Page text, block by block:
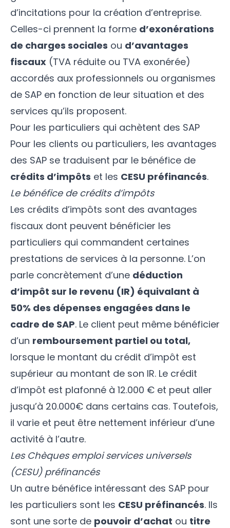
d’incitations pour la création d’entreprise.
Celles-ci prennent la forme d’exonérations
de charges sociales ou d’avantages
fiscaux (TVA réduite ou TVA exonérée)
accordés aux professionnels ou organismes
de SAP en fonction de leur situation et des
services qu’ils proposent.
Pour les particuliers qui achètent des SAP
Pour les clients ou particuliers, les avantages
des SAP se traduisent par le bénéfice de
crédits d’impôts et les CESU préfinancés.
Le bénéfice de crédits d’impôts
Les crédits d’impôts sont des avantages
fiscaux dont peuvent bénéficier les
particuliers qui commandent certaines
prestations de services à la personne. L’on
parle concrètement d’une déduction
d’impôt sur le revenu (IR) équivalant à
50% des dépenses engagées dans le
cadre de SAP. Le client peut même bénéficier
d’un remboursement partiel ou total,
lorsque le montant du crédit d’impôt est
supérieur au montant de son IR. Le crédit
d’impôt est plafonné à 12.000 € et peut aller
jusqu’à 20.000€ dans certains cas. Toutefois,
il varie et peut être nettement inférieur d’une
activité à l’autre.
Les Chèques emploi services universels
(CESU) préfinancés
Un autre bénéfice intéressant des SAP pour
les particuliers sont les CESU préfinancés. Ils
sont une sorte de pouvoir d’achat ou titre